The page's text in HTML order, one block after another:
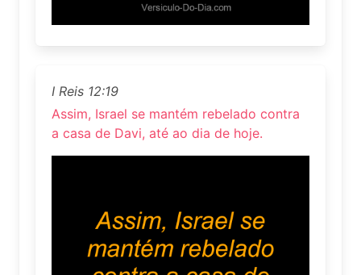
I Reis 12:19
Assim, Israel se mantém rebelado contra
a casa de Davi, até ao dia de hoje.